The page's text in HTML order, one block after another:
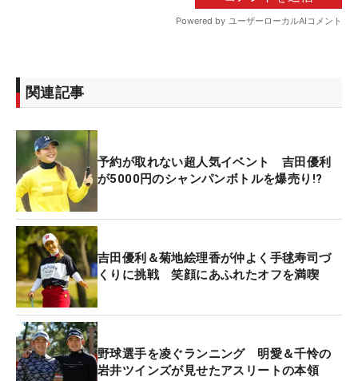
関連記事
予約が取れない超人気イベント 吉田優利
が5000円のシャンパンボトルを爆売り!?
吉田優利＆菊地絵理香が仲よく手毬寿司づ
くりに挑戦 笑顔にあふれたオフを満喫
野球選手を凌ぐランニング 明愛＆千怜の
岩井ツインズが見せたアスリートの本領